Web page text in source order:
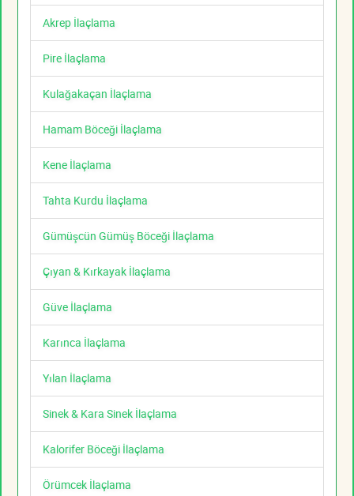
Akrep İlaçlama
Pire İlaçlama
Kulağakaçan İlaçlama
Hamam Böceği İlaçlama
Kene İlaçlama
Tahta Kurdu İlaçlama
Gümüşcün Gümüş Böceği İlaçlama
Çıyan & Kırkayak İlaçlama
Güve İlaçlama
Karınca İlaçlama
Yılan İlaçlama
Sinek & Kara Sinek İlaçlama
Kalorifer Böceği İlaçlama
Örümcek İlaçlama